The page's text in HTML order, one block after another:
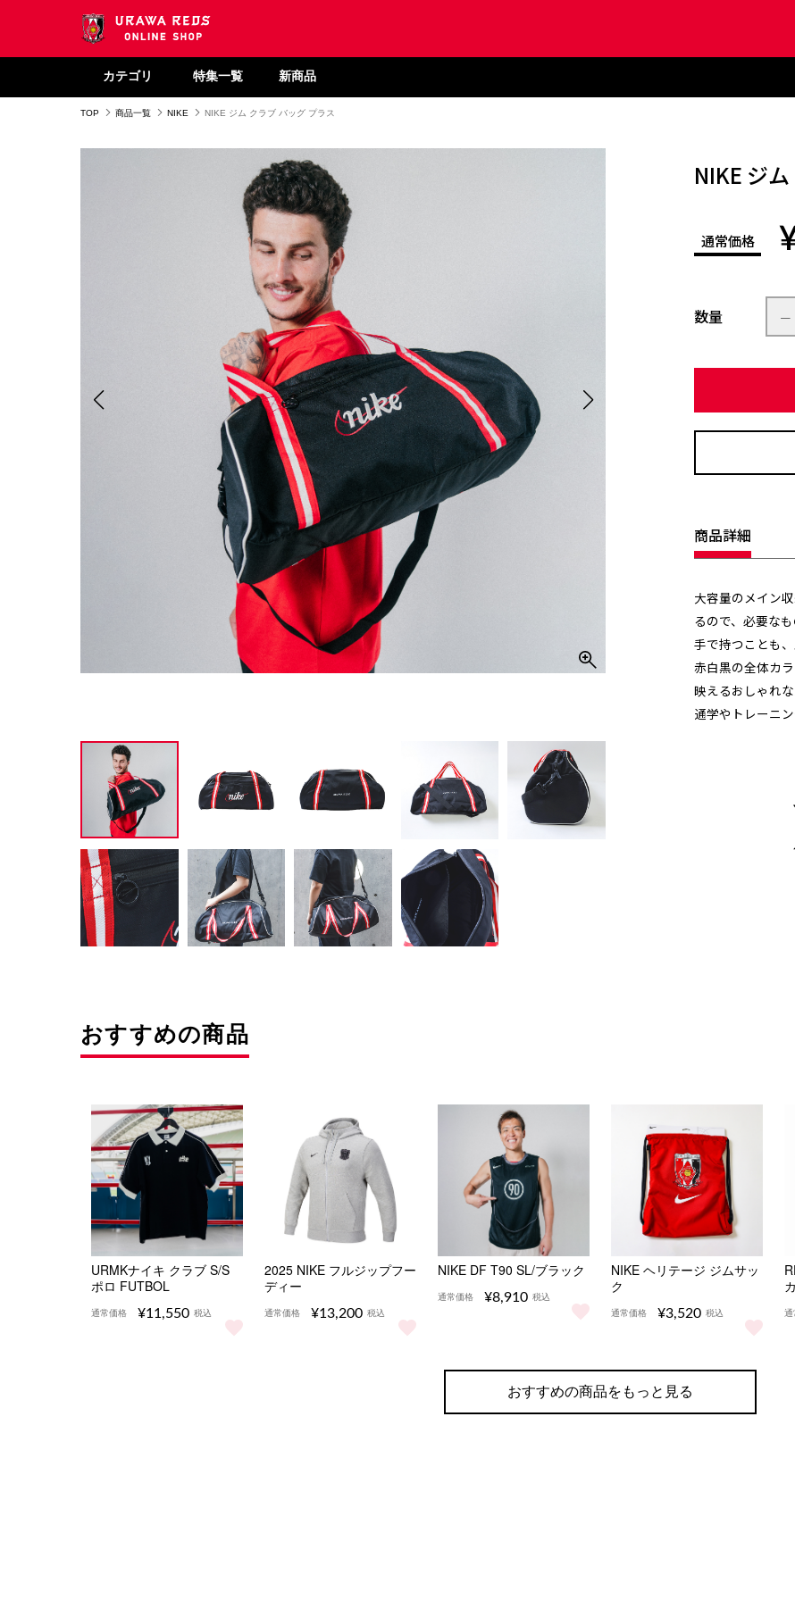
カテゴリ 特集一覧 新商品
TOP 商品一覧 NIKE NIKE ジム クラブ バッグ プラス
NIKE ジ
通常価格
数量
商品詳細
大容量のメイン
るので、必要な
手で持つことも
赤白黒の全体カ
映えるおしゃれな
通学やトレーニ
おすすめの商品
URMKナイキ クラブ S/S
ポロ FUTBOL
通常価格 ¥11,550 税込
URMKナイキ クラブ S/S ポロ FUTBOL をもっと見る
2025 NIKE フルジップフー
ディー
通常価格 ¥13,200 税込
2025 NIKE フルジップフーディー をもっと見る
NIKE DF T90 SL/ブラック
通常価格 ¥8,910 税込
NIKE DF T90 SL/ブラック をもっと見る
NIKE ヘリテージ ジムサッ
ク
通常価格 ¥3,520 税込
NIKE ヘリテージ ジムサッ
通
おすすめの商品をもっと見る